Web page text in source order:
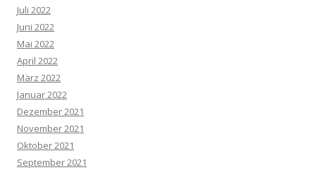
Juli 2022
Juni 2022
Mai 2022
April 2022
März 2022
Januar 2022
Dezember 2021
November 2021
Oktober 2021
September 2021